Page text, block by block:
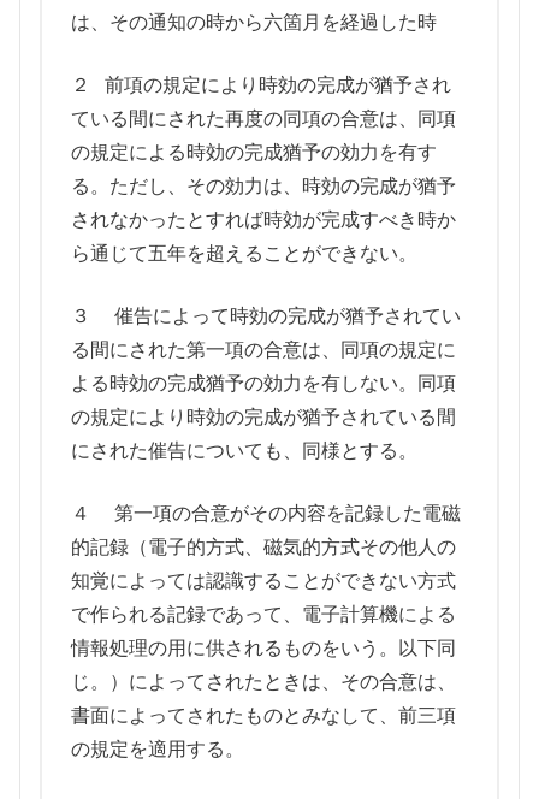
は、その通知の時から六箇月を経過した時
２ 前項の規定により時効の完成が猶予され
ている間にされた再度の同項の合意は、同項
の規定による時効の完成猶予の効力を有す
る。ただし、その効力は、時効の完成が猶予
されなかったとすれば時効が完成すべき時か
ら通じて五年を超えることができない。
３ 催告によって時効の完成が猶予されてい
る間にされた第一項の合意は、同項の規定に
よる時効の完成猶予の効力を有しない。同項
の規定により時効の完成が猶予されている間
にされた催告についても、同様とする。
４ 第一項の合意がその内容を記録した電磁
的記録（電子的方式、磁気的方式その他人の
知覚によっては認識することができない方式
で作られる記録であって、電子計算機による
情報処理の用に供されるものをいう。以下同
じ。）によってされたときは、その合意は、
書面によってされたものとみなして、前三項
の規定を適用する。